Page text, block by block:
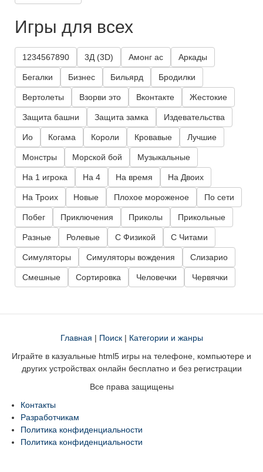
Игры для всех
1234567890 3Д (3D) Амонг ас Аркады
Бегалки Бизнес Бильярд Бродилки
Вертолеты Взорви это Вконтакте Жестокие
Защита башни Защита замка Издевательства
Ио Когама Короли Кровавые Лучшие
Монстры Морской бой Музыкальные
На 1 игрока На 4 На время На Двоих
На Троих Новые Плохое мороженое По сети
Побег Приключения Приколы Прикольные
Разные Ролевые С Физикой С Читами
Симуляторы Симуляторы вождения Слизарио
Смешные Сортировка Человечки Червячки
Главная | Поиск| Категории и жанры
Играйте в казуальные html5 игры на телефоне, компьютере и
других устройствах онлайн бесплатно и без регистрации
Все права защищены
Контакты
Разработчикам
Политика конфиденциальности
Политика конфиденциальности